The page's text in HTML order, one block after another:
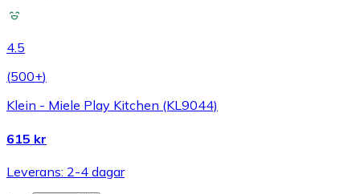
4.5
(500+)
Klein - Miele Play Kitchen (KL9044)
615 kr
Leverans: 2-4 dagar